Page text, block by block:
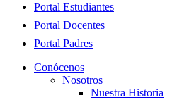
Portal Estudiantes
Portal Docentes
Portal Padres
Conócenos
Nosotros
Nuestra Historia